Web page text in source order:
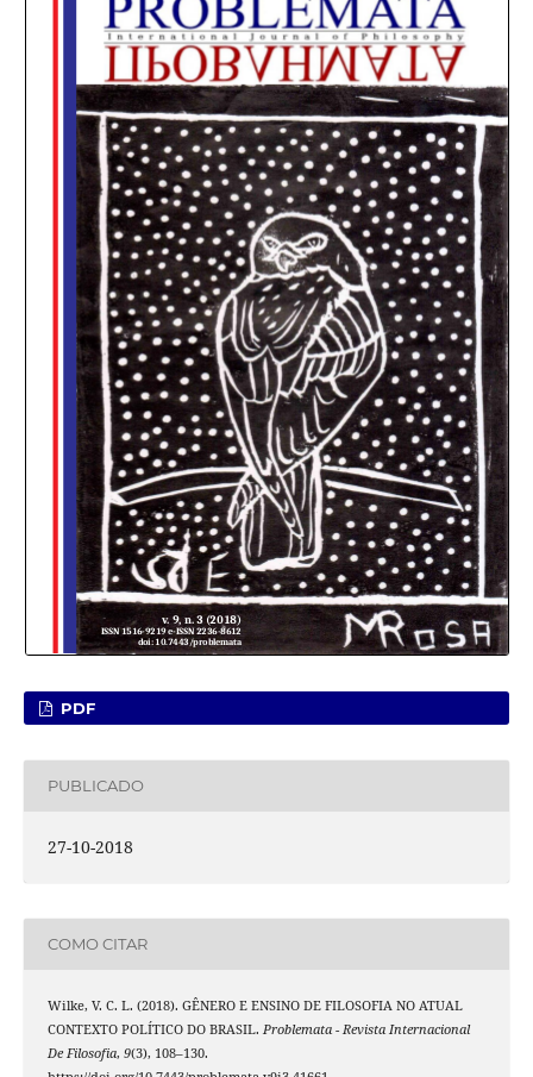
PDF
PUBLICADO
27-10-2018
COMO CITAR
Wilke, V. C. L. (2018). GÊNERO E ENSINO DE FILOSOFIA NO ATUAL
CONTEXTO POLÍTICO DO BRASIL. Problemata - Revista Internacional
De Filosofia, 9(3), 108–130.